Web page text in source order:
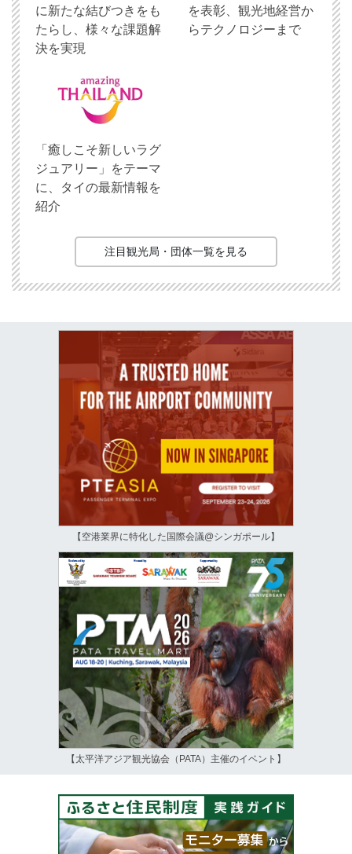
に新たな結びつきをも
たらし、様々な課題解
決を実現
を表彰、観光地経営か
らテクノロジーまで
「癒しこそ新しいラグ
ジュアリー」をテーマ
に、タイの最新情報を
紹介
注目観光局・団体一覧を見る
【空港業界に特化した国際会議@シンガポール】
【太平洋アジア観光協会（PATA）主催のイベント】